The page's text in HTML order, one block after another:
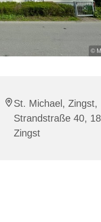
©
St. Michael, Zingst,
Strandstraße 40,
Zingst